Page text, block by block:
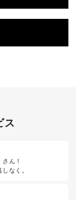
ス
ん！
なく。